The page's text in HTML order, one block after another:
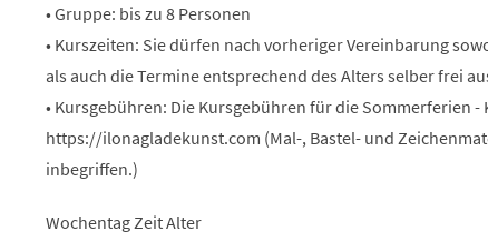
• Gruppe: bis zu 8 Personen
• Kurszeiten: Sie dürfen nach vorheriger Vereinbarung
als auch die Termine entsprechend des Alters selber frei
• Kursgebühren: Die Kursgebühren für die Sommerferien -
https://ilonagladekunst.com (Mal-, Bastel- und
inbegriffen.)
Wochentag Zeit Alter